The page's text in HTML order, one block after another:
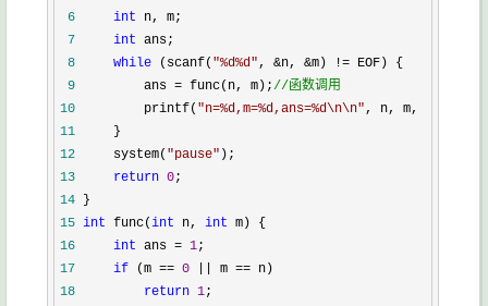
6
int
7
int
8
while (scanf( "%d%d", &n, &m) !=
9
         ans = func(n, m);
//函数调用
10
         printf(
"n=%d,m=%d,ans=%d\n\n"
11
12
     system(
"pause"
13
return 0
14
15 int func(int n, int
16
int ans = 1
17
if (m == 0 || m ==
18
return 1